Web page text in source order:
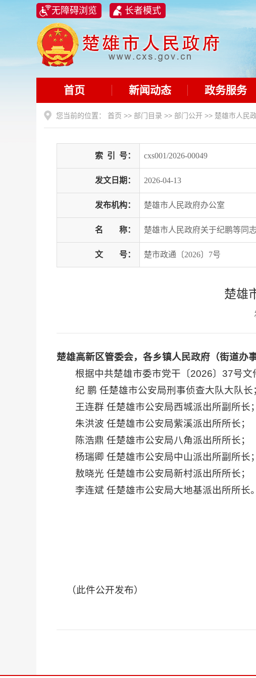
无障碍浏览 长者模式
首页 新闻动态 政务服务
您当前的位置： 首页 >> 部门目录 >> 部门公开 >> 楚雄市人民
索 引 号： cxs001/2026-00049
发文日期： 2026-04-13
发布机构： 楚雄市人民政府办公室
名 称： 楚雄市人民政府关于纪鹏等同
文 号： 楚市政通〔2026〕7号
楚雄
楚雄高新区管委会，各乡镇人民政府（街道办
根据中共楚雄市委市党干〔2026〕37号文
纪 鹏 任楚雄市公安局刑事侦查大队大队长
王连群 任楚雄市公安局西城派出所副所长；
朱洪波 任楚雄市公安局紫溪派出所所长；
陈浩鼎 任楚雄市公安局八角派出所所长；
杨瑞卿 任楚雄市公安局中山派出所副所长；
敖晓光 任楚雄市公安局新村派出所所长；
李连斌 任楚雄市公安局大地基派出所所长。
（此件公开发布）